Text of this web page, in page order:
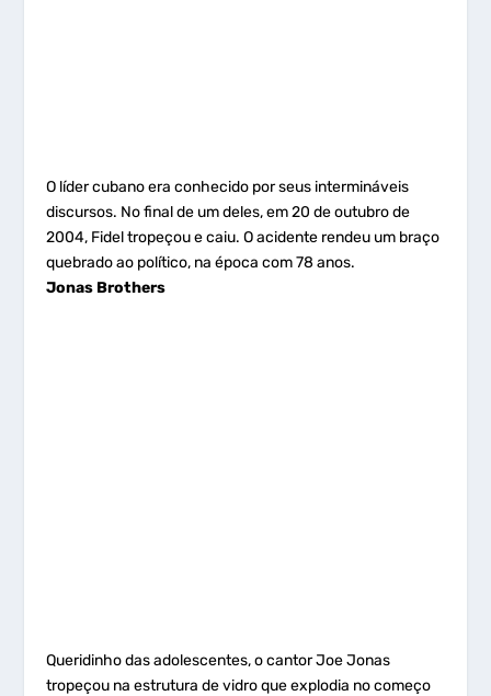
O líder cubano era conhecido por seus intermináveis
discursos. No final de um deles, em 20 de outubro de
2004, Fidel tropeçou e caiu. O acidente rendeu um braço
quebrado ao político, na época com 78 anos.
Jonas Brothers
Queridinho das adolescentes, o cantor Joe Jonas
tropeçou na estrutura de vidro que explodia no começo